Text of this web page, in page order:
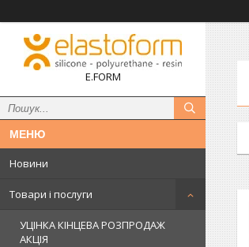
E.FORM
Новини
Товари і послуги
УЦІНКА КІНЦЕВА РОЗПРОДАЖ
АКЦІЯ